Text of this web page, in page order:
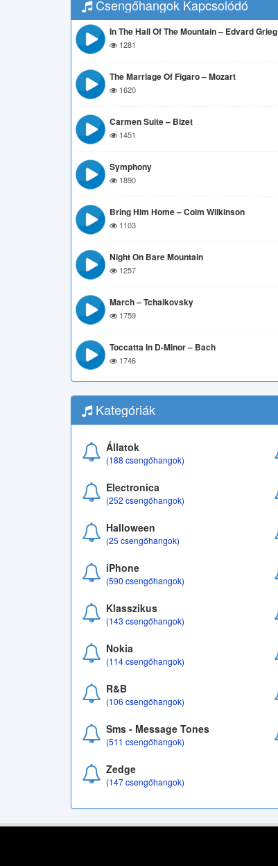
Csengőhangok Kapcsolódó
In The Hall Of The Mountain – Edvard Grieg
1281
The Marriage Of Figaro – Mozart
1620
Carmen Suite – Bizet
1451
Symphony
1890
Bring Him Home – Colm Wilkinson
1103
Night On Bare Mountain
1257
March – Tchaikovsky
1759
Toccatta In D-Minor – Bach
1746
Kategóriák
Állatok
(188 csengőhangok)
Electronica
(252 csengőhangok)
Halloween
(25 csengőhangok)
iPhone
(590 csengőhangok)
Klasszikus
(143 csengőhangok)
Nokia
(114 csengőhangok)
R&B
(106 csengőhangok)
Sms - Message Tones
(511 csengőhangok)
Zedge
(147 csengőhangok)